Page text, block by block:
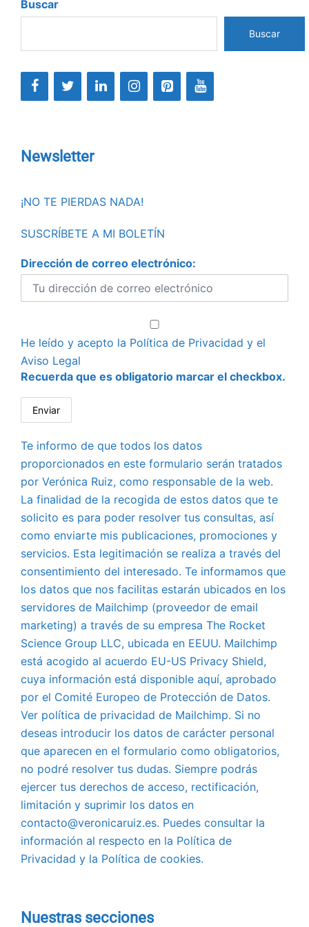
Buscar
Buscar
Newsletter
¡NO TE PIERDAS NADA!
SUSCRÍBETE A MI BOLETÍN
Dirección de correo electrónico:
He leído y acepto la Política de Privacidad y el
Aviso Legal
Recuerda que es obligatorio marcar el checkbox.
Te informo de que todos los datos
proporcionados en este formulario serán tratados
por Verónica Ruiz, como responsable de la web.
La finalidad de la recogida de estos datos que te
solicito es para poder resolver tus consultas, así
como enviarte mis publicaciones, promociones y
servicios. Esta legitimación se realiza a través del
consentimiento del interesado. Te informamos que
los datos que nos facilitas estarán ubicados en los
servidores de Mailchimp (proveedor de email
marketing) a través de su empresa The Rocket
Science Group LLC, ubicada en EEUU. Mailchimp
está acogido al acuerdo EU-US Privacy Shield,
cuya información está disponible aquí, aprobado
por el Comité Europeo de Protección de Datos.
Ver política de privacidad de Mailchimp. Si no
deseas introducir los datos de carácter personal
que aparecen en el formulario como obligatorios,
no podré resolver tus dudas. Siempre podrás
ejercer tus derechos de acceso, rectificación,
limitación y suprimir los datos en
contacto@veronicaruiz.es. Puedes consultar la
información al respecto en la Política de
Privacidad y la Política de cookies.
Nuestras secciones